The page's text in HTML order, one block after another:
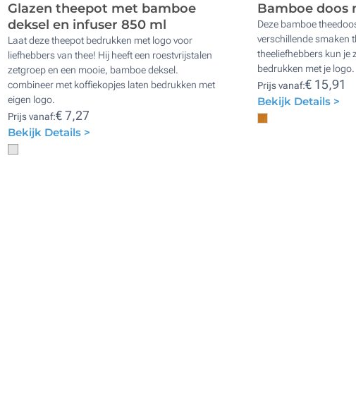
Glazen theepot met bamboe
deksel en infuser 850 ml
Laat deze theepot bedrukken met logo voor
liefhebbers van thee! Hij heeft een roestvrijstalen
zetgroep en een mooie, bamboe deksel.
combineer met koffiekopjes laten bedrukken met
eigen logo.
Prijs vanaf:€ 7,27
Bekijk Details >
Bamboe doos
Deze bamboe
verschillende smaken
theeliefhebbers kun je
bedrukken met je logo.
Prijs vanaf:€ 15,91
Bekijk Details >